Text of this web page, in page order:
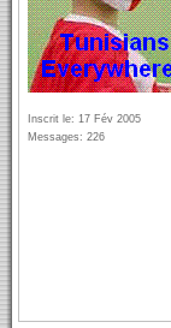
Inscrit le: 17 Fév 2005
Messages: 226